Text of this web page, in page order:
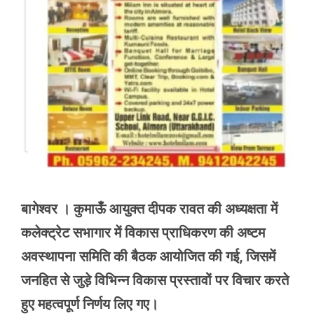
बागेश्वर । कुमाऊँ आयुक्त दीपक रावत की अध्यक्षता में
कलेक्ट्रेट सभागार में विकास प्राधिकरण की अष्टम
अवस्थापना समिति की बैठक आयोजित की गई, जिसमें
जनहित से जुड़े विभिन्न विकास प्रस्तावों पर विचार करते
हुए महत्वपूर्ण निर्णय लिए गए।